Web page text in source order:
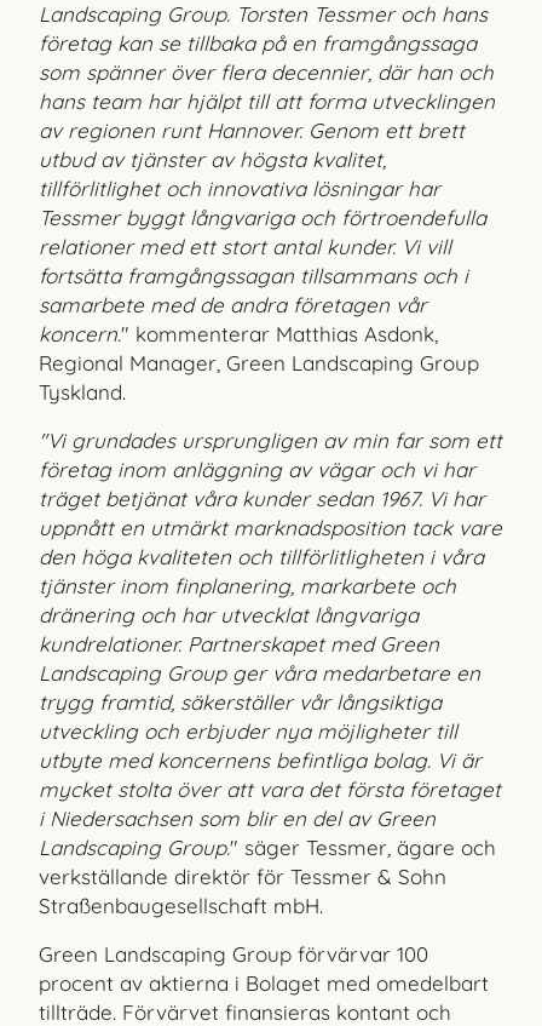
Landscaping Group. Torsten Tessmer och hans
företag kan se tillbaka på en framgångssaga
som spänner över flera decennier, där han och
hans team har hjälpt till att forma utvecklingen
av regionen runt Hannover. Genom ett brett
utbud av tjänster av högsta kvalitet,
tillförlitlighet och innovativa lösningar har
Tessmer byggt långvariga och förtroendefulla
relationer med ett stort antal kunder. Vi vill
fortsätta framgångssagan tillsammans och i
samarbete med de andra företagen vår
koncern." kommenterar Matthias Asdonk,
Regional Manager, Green Landscaping Group
Tyskland.
"Vi grundades ursprungligen av min far som ett
företag inom anläggning av vägar och vi har
träget betjänat våra kunder sedan 1967. Vi har
uppnått en utmärkt marknads­position tack vare
den höga kvaliteten och tillförlitligheten i våra
tjänster inom finplanering, markarbete och
dränering och har utvecklat långvariga
kundrelationer. Partnerskapet med Green
Landscaping Group ger våra medarbetare en
trygg framtid, säkerställer vår långsiktiga
utveckling och erbjuder nya möjligheter till
utbyte med koncernens befintliga bolag. Vi är
mycket stolta över att vara det första företaget
i Niedersachsen som blir en del av Green
Landscaping Group." säger Tessmer ägare och
verkställande direktör för Tessmer & Sohn
Straßenbaugesellschaft mbH.
Green Landscaping Group förvärvar 100
procent av aktierna i Bolaget med omedelbart
tillträde. Förvärvet finansieras kontant och